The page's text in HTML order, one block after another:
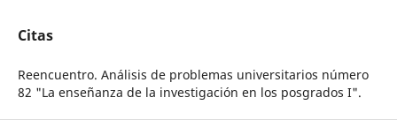
Citas
Reencuentro. Análisis de problemas universitarios número
82 "La enseñanza de la investigación en los posgrados I".